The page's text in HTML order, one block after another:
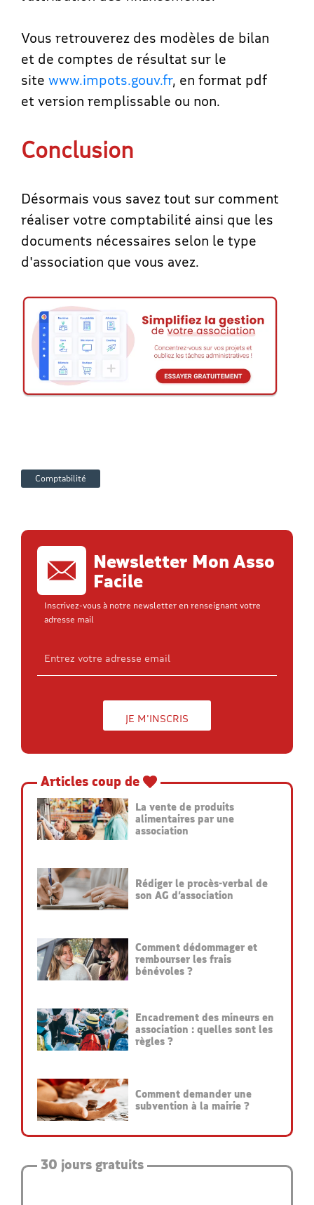
Vous retrouverez des modèles de bilan
et de comptes de résultat sur le
site www.impots.gouv.fr, en format pdf
et version remplissable ou non.
Conclusion
Désormais vous savez tout sur comment
réaliser votre comptabilité ainsi que les
documents nécessaires selon le type
d'association que vous avez.
Comptabilité
Newsletter Mon Asso
Facile
Inscrivez-vous à notre newsletter en renseignant votre
adresse mail
Articles coup de
La vente de produits
alimentaires par une
association
Rédiger le procès-verbal de
son AG d’association
Comment dédommager et
rembourser les frais
bénévoles ?
Encadrement des mineurs en
association : quelles sont les
règles ?
Comment demander une
subvention à la mairie ?
30 jours gratuits